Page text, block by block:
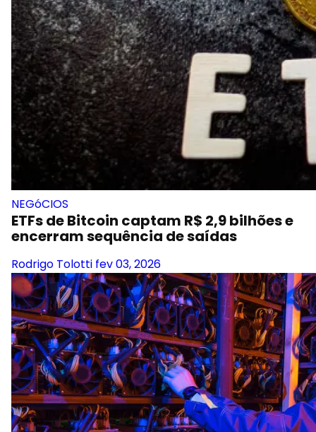
NEGóCIOS
ETFs de Bitcoin captam R$ 2,9 bilhões e
encerram sequência de saídas
Rodrigo Tolotti fev 03, 2026